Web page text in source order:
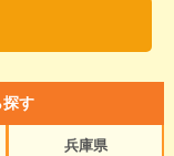
探す
兵庫県